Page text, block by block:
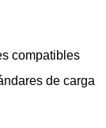
compatibles
de carga